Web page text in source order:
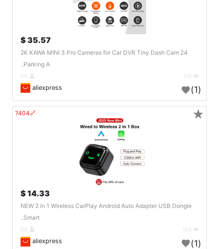
35.57 $
2K KAWA MINI 3 Pro Cameras for Car DVR Tiny Dash Cam 24
Parking A..
aliexpress (1)
🔗404?
14.33 $
NEW 2 in 1 Wireless CarPlay Android Auto Adapter USB Dongle
Smart..
aliexpress (1)
★